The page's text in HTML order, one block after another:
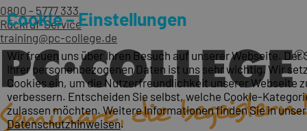
0800 - 5777 333
Rückruf-Service
training@pc-college.de
Cookie – Einstellungen
Wir freuen uns über Ihren Besuch auf unserer Webseite. Der
Ihrer personenbezogenen Daten ist uns sehr wichtig. Wir
Cookies ein, um die Nutzerfreundlichkeit unserer Webseite
verbessern. Entscheiden Sie selbst, welche Cookie-
zulassen möchten. Weitere Informationen finden Sie in
Datenschutzhinweisen.